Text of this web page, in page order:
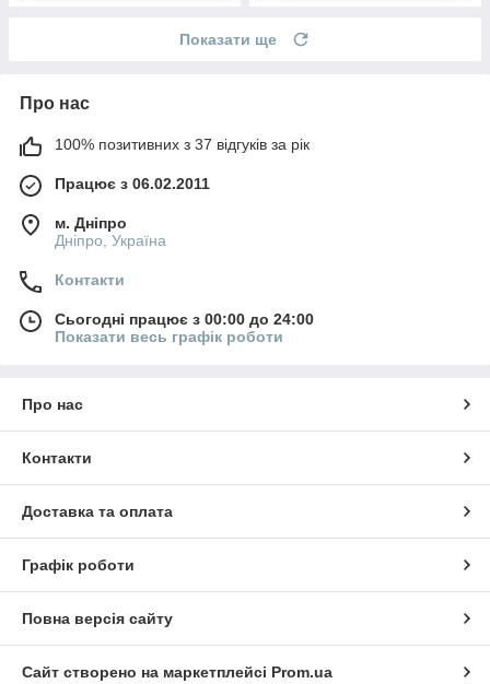
Показати ще
Про нас
100% позитивних з 37 відгуків за рік
Працює з 06.02.2011
м. Дніпро
Дніпро, Україна
Контакти
Сьогодні працює з 00:00 до 24:00
Показати весь графік роботи
Про нас
Контакти
Доставка та оплата
Графік роботи
Повна версія сайту
Сайт створено на маркетплейсі Prom.ua